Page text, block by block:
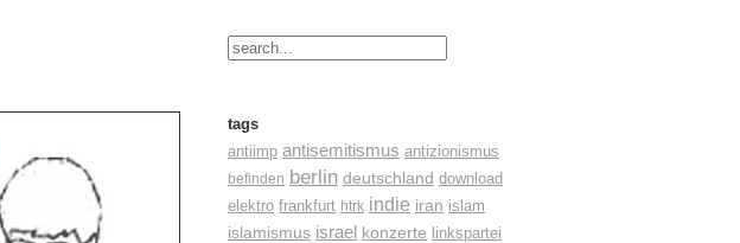
tags
antiimp antisemitismus antizionismus
befinden berlin deutschland download
elektro frankfurt htrk indie iran islam
islamismus israel konzerte linkspartei